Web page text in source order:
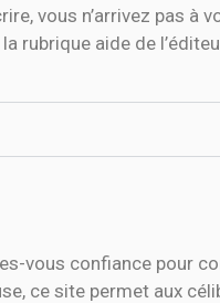
vous n’arrivez pas à
rubrique aide de
vous confiance pour
ce site permet aux